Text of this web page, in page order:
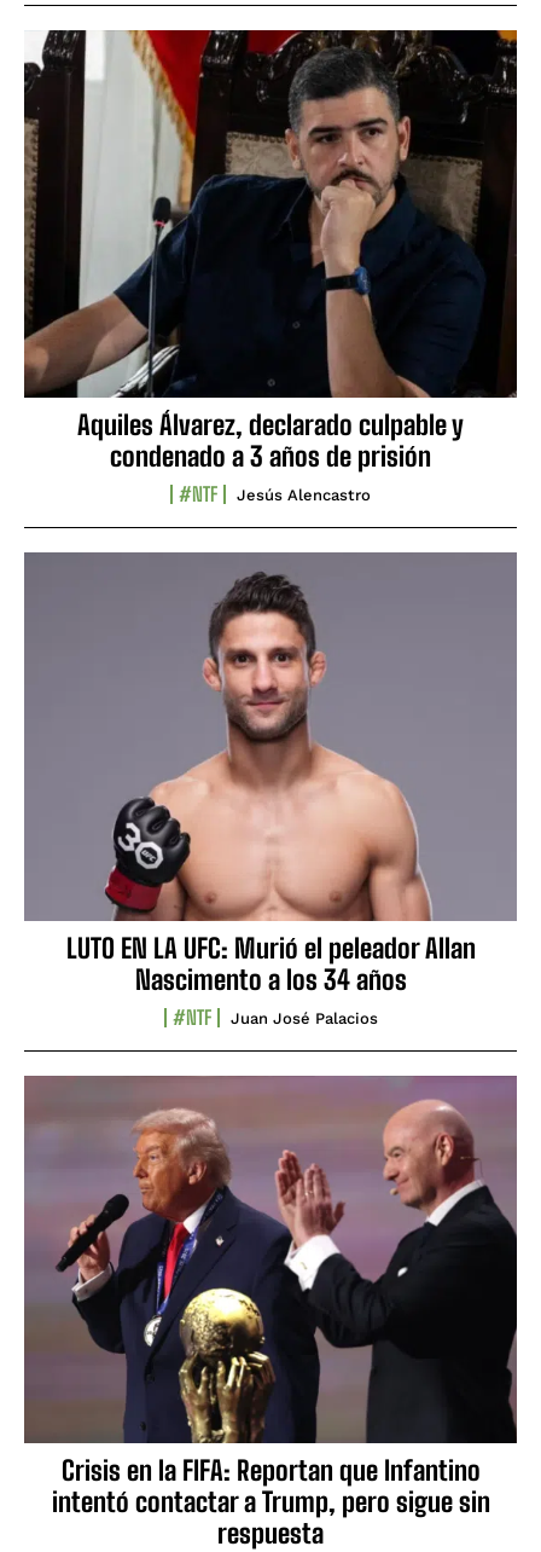
Aquiles Álvarez, declarado culpable y
condenado a 3 años de prisión
#NTF Jesús Alencastro
LUTO EN LA UFC: Murió el peleador Allan
Nascimento a los 34 años
#NTF Juan José Palacios
Crisis en la FIFA: Reportan que Infantino
intentó contactar a Trump, pero sigue sin
respuesta